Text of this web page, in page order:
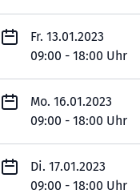
Fr. 13.01.2023
09:00 - 18:00 Uhr
Mo. 16.01.2023
09:00 - 18:00 Uhr
Di. 17.01.2023
09:00 - 18:00 Uhr